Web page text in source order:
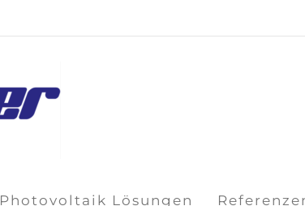
Photovoltaik Lösungen